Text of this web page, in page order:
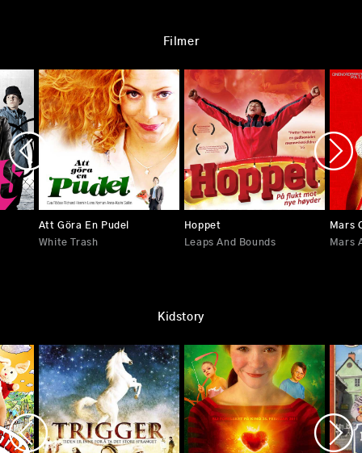
Filmer
Att Göra En Pudel
White Trash
Hoppet
Leaps And Bounds
Mars
Mars
Kidstory